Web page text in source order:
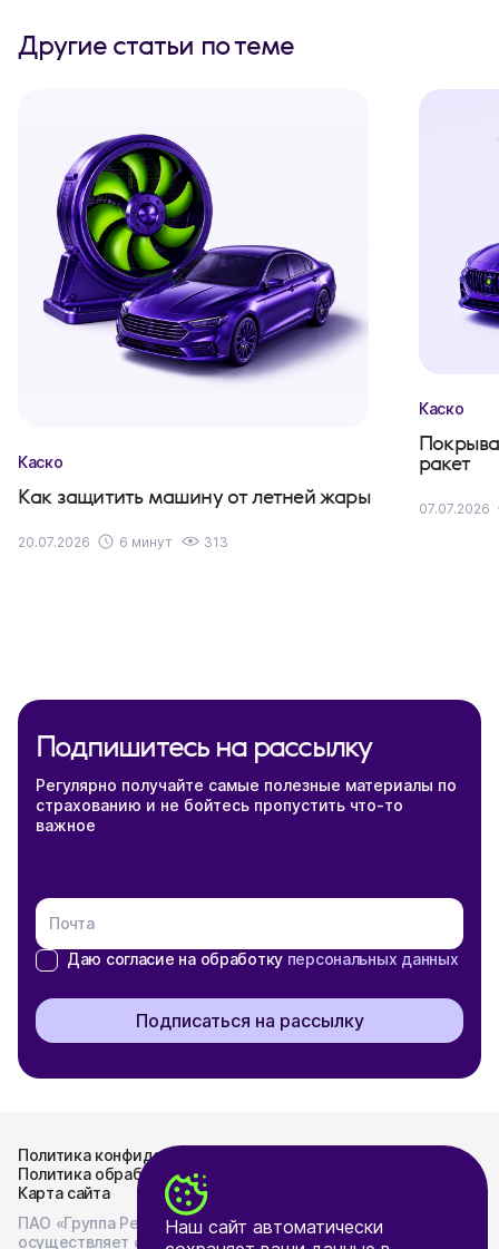
Другие статьи по теме
Каско
Как защитить машину от летней жары
20.07.2026 6 минут 313
Каско
ракет
07.07.2026
Подпишитесь на рассылку
Регулярно получайте самые полезные материалы по
страхованию и не бойтесь пропустить что-то
важное
Почта
Даю согласие на обработку персональных данных
Подписаться на рассылку
Политика конфиденциальности
Политика обработки персональных данных
Карта сайта
ПАО «Группа Ренессанс Страхование»
осуществляет опубликование и раскрытие
Наш сайт автоматически